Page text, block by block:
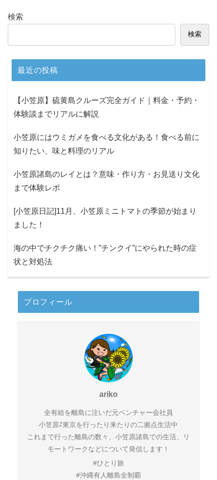
検索
検索
最近の投稿
【小笠原】硫黄島クルーズ完全ガイド｜料金・予約・
体験談までリアルに解説
小笠原にはウミガメを食べる文化がある！食べる前に
知りたい、味と料理のリアル
小笠原諸島のレイとは？意味・作り方・お見送り文化
まで体験レポ
[小笠原日記]11月、小笠原ミニトマトの季節が始まり
ました！
海の中でチクチク痛い！”チンクイ”にやられた時の症
状と対処法
プロフィール
ariko
全有給を離島に注いだ元ベンチャー会社員
小笠原⇄東京を行ったり来たりの二拠点生活中
これまで行った離島の数々、小笠原諸島での生活、リ
モートワークなどについて発信します！
#ひとり旅
#沖縄有人離島全制覇